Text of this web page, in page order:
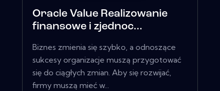
Oracle Value Realizowanie
finansowe i zjednoc...
Biznes zmienia się szybko, a odnoszące
sukcesy organizacje muszą przygotować
się do ciągłych zmian. Aby się rozwijać,
firmy muszą mieć w...